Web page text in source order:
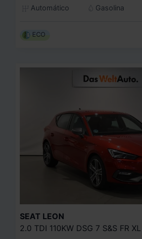
Automático Gasolina
ECO
SEAT LEON
2.0 TDI 110KW DSG 7 S&S FR XL